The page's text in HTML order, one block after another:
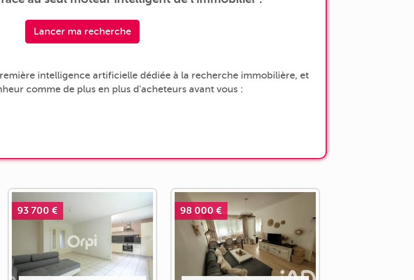
Lancer ma recherche
intelligence artificielle dédiée à la recherche immobilière, et
comme de plus en plus d'acheteurs avant vous :
93 700 € 98 000 €